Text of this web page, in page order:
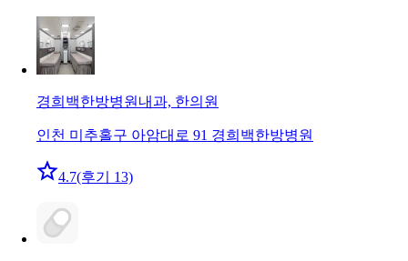
경희백한방병원 내과, 한의원
인천 미추홀구 아암대로 91 경희백한방병원
4.7(후기 13)